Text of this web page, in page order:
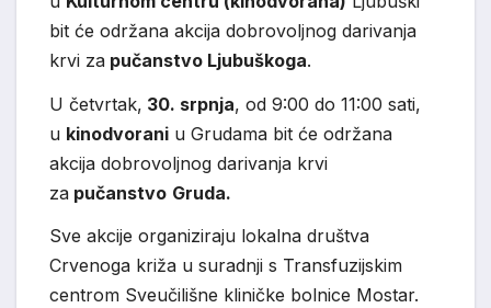
bit će održana akcija dobrovoljnog darivanja
krvi za pučanstvo Ljubuškoga.
U četvrtak, 30. srpnja, od 9:00 do 11:00 sati,
u kinodvorani u Grudama bit će održana
akcija dobrovoljnog darivanja krvi
za pučanstvo Gruda.
Sve akcije organiziraju lokalna društva
Crvenoga križa u suradnji s Transfuzijskim
centrom Sveučilišne kliničke bolnice Mostar.